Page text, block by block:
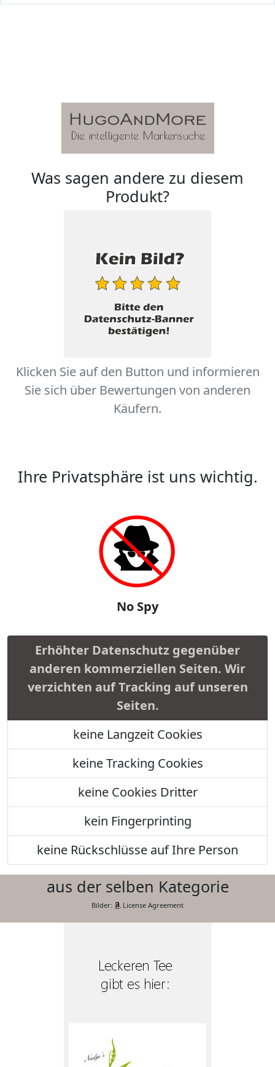
Was sagen andere zu diesem
Produkt?
Klicken Sie auf den Button und informieren
Sie sich über Bewertungen von anderen
Käufern.
Ihre Privatsphäre ist uns wichtig.
No Spy
Erhöhter Datenschutz gegenüber
anderen kommerziellen Seiten. Wir
verzichten auf Tracking auf unseren
Seiten.
keine Langzeit Cookies
keine Tracking Cookies
keine Cookies Dritter
kein Fingerprinting
keine Rückschlüsse auf Ihre Person
aus der selben Kategorie
Bilder: License Agreement